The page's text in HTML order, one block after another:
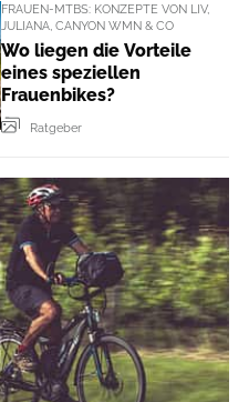
FRAUEN-MTBS: KONZEPTE VON LIV,
JULIANA, CANYON WMN & CO
Wo liegen die Vorteile
eines speziellen
Frauenbikes?
Ratgeber